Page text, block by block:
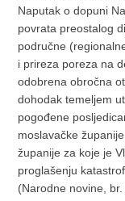
Naputak o dopuni
povrata preostalog
područne
i prireza poreza na
odobrena obročna
dohodak temeljem
pogođene
moslavačke
županije za koje je
proglašenju
(Narodne novine, br.